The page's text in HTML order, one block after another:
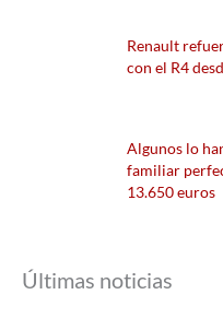
Renault
con el R4
Algunos lo
familiar
13.650 euros
Últimas noticias